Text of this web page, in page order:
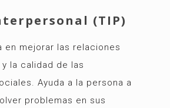
(TIP)
en mejorar las relaciones
la calidad de las
Ayuda a la persona a
problemas en sus